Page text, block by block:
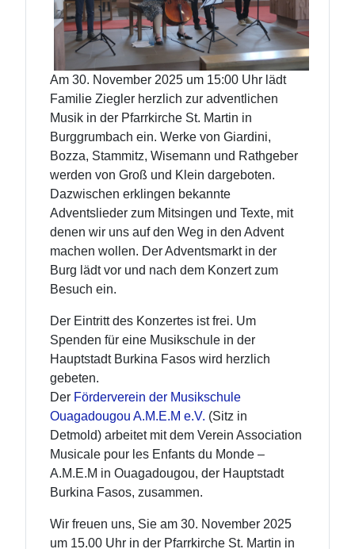
Am 30. November 2025 um 15:00 Uhr lädt
Familie Ziegler herzlich zur adventlichen
Musik in der Pfarrkirche St. Martin in
Burggrumbach ein. Werke von Giardini,
Bozza, Stammitz, Wisemann und Rathgeber
werden von Groß und Klein dargeboten.
Dazwischen erklingen bekannte
Adventslieder zum Mitsingen und Texte, mit
denen wir uns auf den Weg in den Advent
machen wollen. Der Adventsmarkt in der
Burg lädt vor und nach dem Konzert zum
Besuch ein.
Der Eintritt des Konzertes ist frei. Um
Spenden für eine Musikschule in der
Hauptstadt Burkina Fasos wird herzlich
gebeten.
Der Förderverein der Musikschule
Ouagadougou A.M.E.M e.V. (Sitz in
Detmold) arbeitet mit dem Verein Association
Musicale pour les Enfants du Monde –
A.M.E.M in Ouagadougou, der Hauptstadt
Burkina Fasos, zusammen.
Wir freuen uns, Sie am 30. November 2025
um 15.00 Uhr in der Pfarrkirche St. Martin in